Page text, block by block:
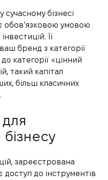
сучасному бізнесі
обов’язковою умовою
Її
бренд з категорії
категорії «цінний
такий капітал
більш класичних
зареєстрована
до інструментів